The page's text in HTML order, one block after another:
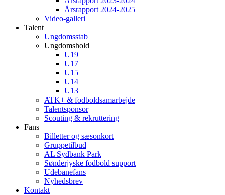
Årsrapport 2024-2025
Video-galleri
Talent
Ungdomsstab
Ungdomshold
U19
U17
U15
U14
U13
ATK+ & fodboldsamarbejde
Talentsponsor
Scouting & rekruttering
Fans
Billetter og sæsonkort
Gruppetilbud
AL Sydbank Park
Sønderjyske fodbold support
Udebanefans
Nyhedsbrev
Kontakt